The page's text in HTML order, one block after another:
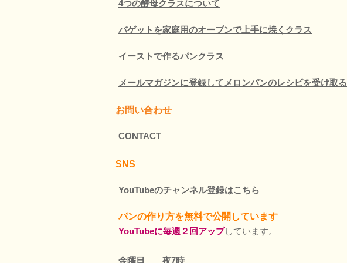
4つの酵母クラスについて
バゲットを家庭用のオーブンで上手に焼くクラス
イーストで作るパンクラス
メールマガジンに登録してメロンパンのレシピを受け取る
お問い合わせ
CONTACT
SNS
YouTubeのチャンネル登録はこちら
パンの作り方を無料で公開しています
YouTubeに毎週２回アップしています。
金曜日 夜7時